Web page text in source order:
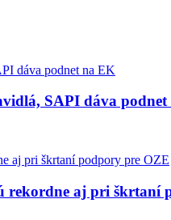
SAPI dáva
rekordne aj pri škrtaní